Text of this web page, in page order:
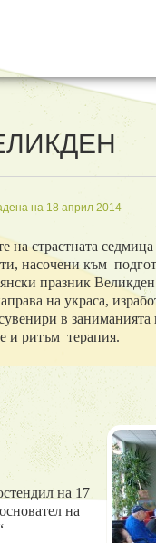
на 18 април 2014
на страстната
насочени към
празник
на украса,
в
и ритъм терапия.
на 17
на